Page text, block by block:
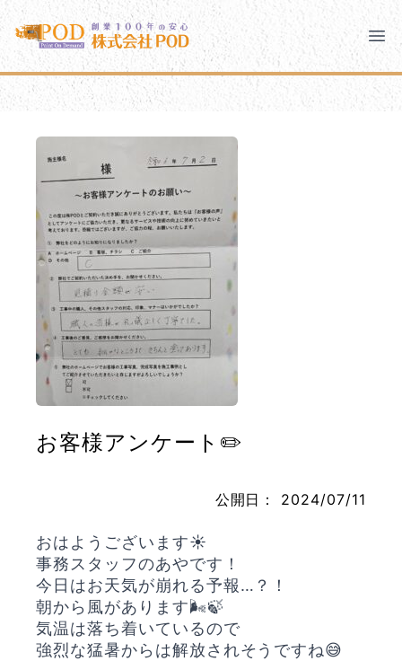
メインコンテンツにスキップ
株式会社ペイント・オン・デマンド
千葉の外壁塗装・屋根塗装なら創業100年の安心 ペイン
株式会社ペイント・オン・デマンド
モバイルメニュー
PODのまちづくり 安心の取り組み
ご相談と流れ よくあるご質問
PODについて
お客様アンケート✏️
公開日： 2024/07/11
おはようございます☀️
事務スタッフのあやです！
今日はお天気が崩れる予報…？！
朝から風があります🌬️🍃
気温は落ち着いているので
強烈な猛暑からは解放されそうですね😅